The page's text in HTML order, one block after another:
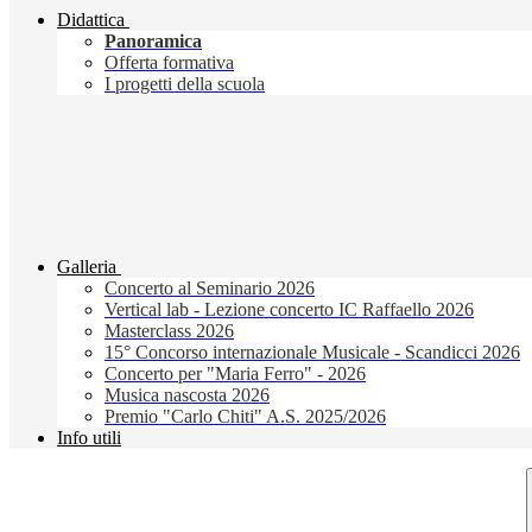
Didattica
Panoramica
Offerta formativa
I progetti della scuola
Galleria
Concerto al Seminario 2026
Vertical lab - Lezione concerto IC Raffaello 2026
Masterclass 2026
15° Concorso internazionale Musicale - Scandicci 2026
Concerto per "Maria Ferro" - 2026
Musica nascosta 2026
Premio "Carlo Chiti" A.S. 2025/2026
Info utili